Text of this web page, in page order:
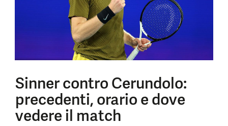
Sinner contro Cerundolo:
precedenti, orario e dove
vedere il match